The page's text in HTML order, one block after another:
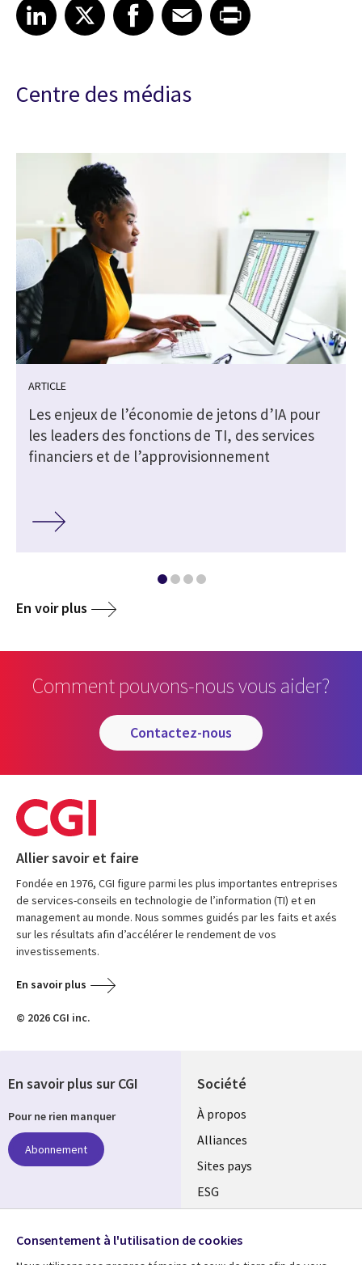
Share article on LinkedIn
LinkedIn
Share article on XShare article on Facebook
Facebook
Share article on Email
EmailShare article on Print
Centre des médias
ARTICLE
Les enjeux de l’économie de jetons d’IA pour
les leaders des fonctions de TI, des services
financiers et de l’approvisionnement
En voir plus
Comment pouvons-nous vous aider?
contactez-nous
Allier savoir et faire
Fondée en 1976, CGI figure parmi les plus importantes entreprises
de services-conseils en technologie de l’information (TI) et en
management au monde. Nous sommes guidés par les faits et axés
sur les résultats afin d’accélérer le rendement de vos
investissements.
En savoir plus
© 2026 CGI inc.
Société
À propos
Alliances
Sites pays
ESG
Fusions
En savoir plus sur CGI
Pour ne rien manquer
Abonnement
Suivez-nous
Consentement à l'utilisation de cookies